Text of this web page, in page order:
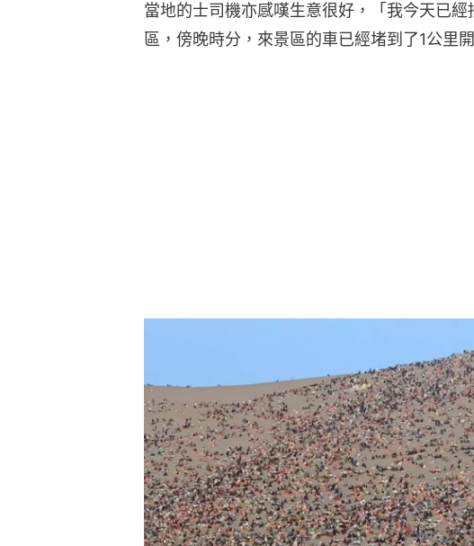
當地的士司機亦感嘆生意很好，「我今天已
區，傍晚時分，來景區的車已經堵到了1公里開